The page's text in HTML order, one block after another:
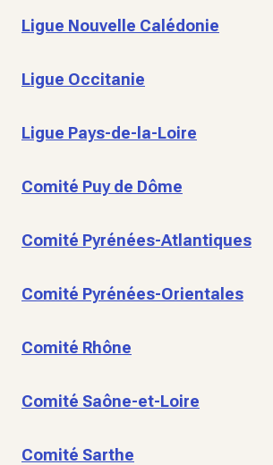
Ligue Nouvelle Calédonie
Ligue Occitanie
Ligue Pays-de-la-Loire
Comité Puy de Dôme
Comité Pyrénées-Atlantiques
Comité Pyrénées-Orientales
Comité Rhône
Comité Saône-et-Loire
Comité Sarthe